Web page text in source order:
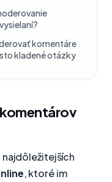
komentáre
kladené otázky
najdôležitejších
, ktoré im